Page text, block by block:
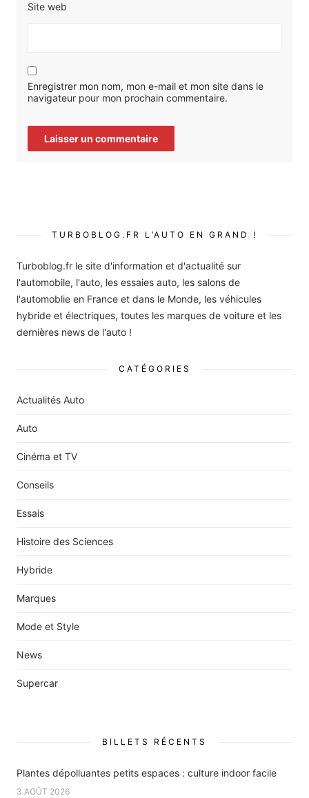
Site web
Enregistrer mon nom, mon e-mail et mon site dans le
navigateur pour mon prochain commentaire.
TURBOBLOG.FR L’AUTO EN GRAND !
Turboblog.fr le site d'information et d'actualité sur
l'automobile, l'auto, les essaies auto, les salons de
l'automoblie en France et dans le Monde, les véhicules
hybride et électriques, toutes les marques de voiture et les
dernières news de l'auto !
CATÉGORIES
Actualités Auto
Auto
Cinéma et TV
Conseils
Essais
Histoire des Sciences
Hybride
Marques
Mode et Style
News
Supercar
BILLETS RÉCENTS
Plantes dépolluantes petits espaces : culture indoor facile
3 AOÛT 2026